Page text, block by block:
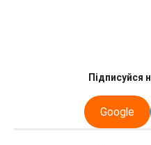
Підписуйся
Google